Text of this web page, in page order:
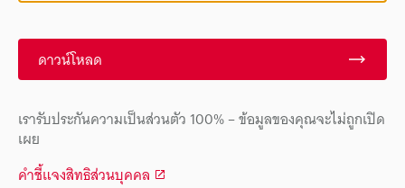
ดาวน์โหลด
เรารับประกันความเป็นส่วนตัว 100% – ข้อมูลของคุณจะไม่ถูกเปิด
เผย
คำชี้แจงสิทธิส่วนบุคคล